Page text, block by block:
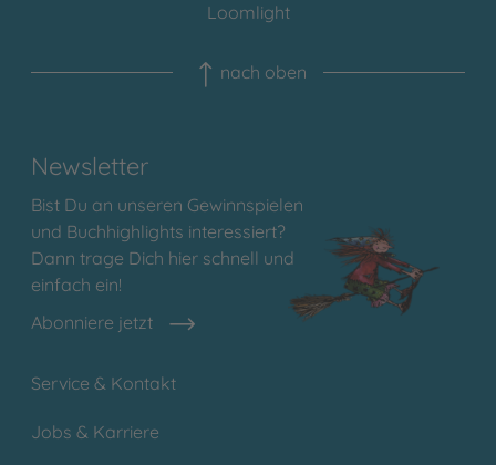
Loomlight
nach oben
Newsletter
Bist Du an unseren Gewinnspielen
und Buchhighlights interessiert?
Dann trage Dich hier schnell und
einfach ein!
Abonniere jetzt
Service & Kontakt
Jobs & Karriere